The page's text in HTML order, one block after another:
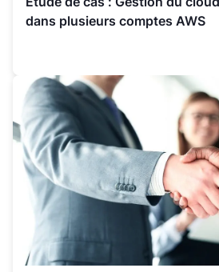
dans plusieurs comptes AWS